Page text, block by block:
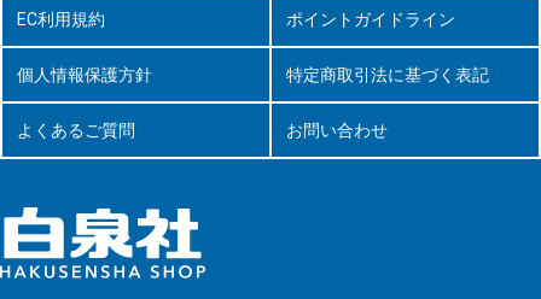
EC利用規約 ポイントガイドライン
個人情報保護方針 特定商取引法に基づく表記
よくあるご質問 お問い合わせ